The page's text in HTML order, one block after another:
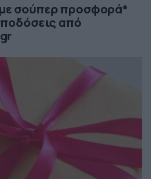
σούπερ προσφορά*
από